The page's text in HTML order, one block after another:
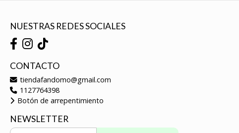
NUESTRAS REDES SOCIALES
CONTACTO
tiendafandomo@gmail.com
1127764398
Botón de arrepentimiento
NEWSLETTER